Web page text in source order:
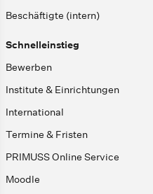
Beschäftigte (intern)
Schnelleinstieg
Bewerben
Institute & Einrichtungen
International
Termine & Fristen
PRIMUSS Online Service
Moodle